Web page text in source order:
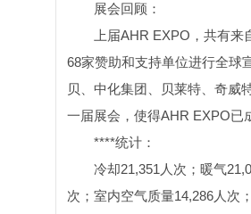
展会回顾：
上届AHR EXPO，共有
68家赞助和支持单位进行全球
贝、中化集团、贝莱特、奇威
一届展会，使得AHR EXPO已
****统计：
冷却21,351人次；暖气
次；室内空气质量14,286人次